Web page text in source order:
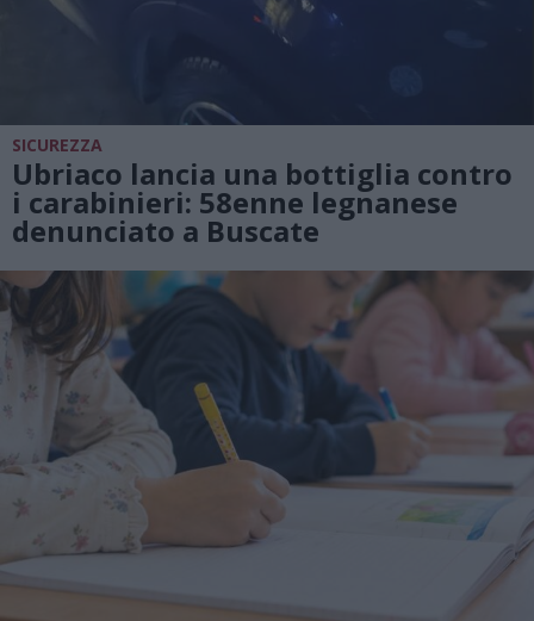
SICUREZZA
Ubriaco lancia una bottiglia contro
i carabinieri: 58enne legnanese
denunciato a Buscate